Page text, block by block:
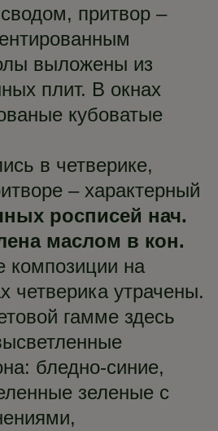
притвор –
выложены из
плит. В окнах
кубоватые
в четверике,
– характерный
росписей нач.
маслом в кон.
композиции на
четверика утрачены.
гамме здесь
бледно-синие,
зеленые с